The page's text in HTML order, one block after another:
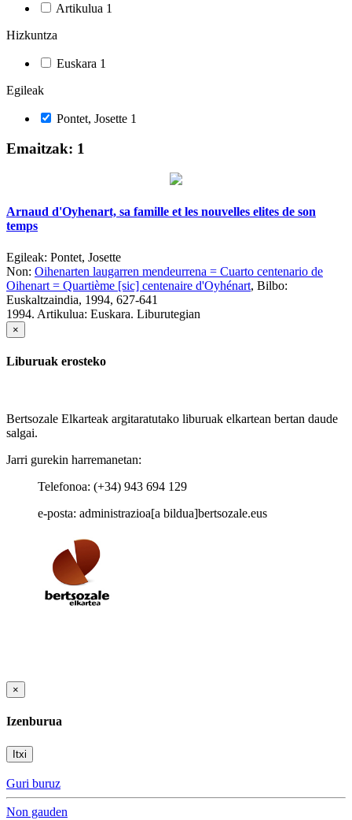
Artikulua 1
Hizkuntza
Euskara 1
Egileak
Pontet, Josette 1
Emaitzak: 1
Arnaud d'Oyhenart, sa famille et les nouvelles elites de son
temps
Egileak: Pontet, Josette
Non: Oihenarten laugarren mendeurrena = Cuarto centenario de
Oihenart = Quartième [sic] centenaire d'Oyhénart, Bilbo:
Euskaltzaindia, 1994, 627-641
1994. Artikulua: Euskara. Liburutegian
×
Liburuak erosteko
Bertsozale Elkarteak argitaratutako liburuak elkartean bertan daude
salgai.
Jarri gurekin harremanetan:
Telefonoa: (+34) 943 694 129
e-posta: administrazioa[a bildua]bertsozale.eus
×
Izenburua
Itxi
Guri buruz
Non gauden